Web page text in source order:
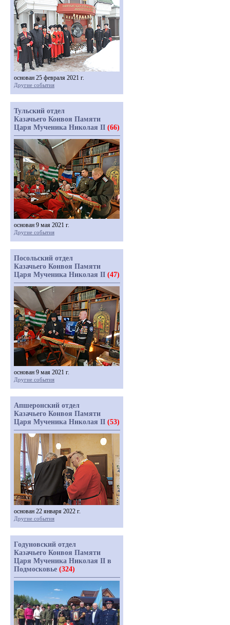
основан 25 февраля 2021 г.
Другие события
Тульский отдел
Казачьего Конвоя Памяти
Царя Мученика Николая II (66)
основан 9 мая 2021 г.
Другие события
Посольский отдел
Казачьего Конвоя Памяти
Царя Мученика Николая II (47)
основан 9 мая 2021 г.
Другие события
Апшеронский отдел
Казачьего Конвоя Памяти
Царя Мученика Николая II (53)
основан 22 января 2022 г.
Другие события
Годуновский отдел
Казачьего Конвоя Памяти
Царя Мученика Николая II в
Подмосковье (324)